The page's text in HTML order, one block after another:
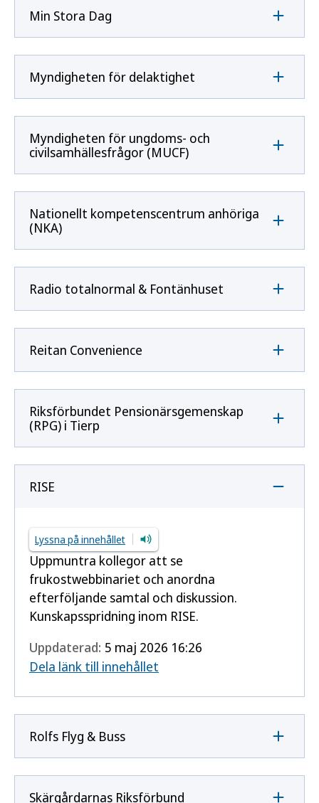
Min Stora Dag
Myndigheten för delaktighet
Myndigheten för ungdoms- och
civilsamhällesfrågor (MUCF)
Nationellt kompetenscentrum anhöriga
(NKA)
Radio totalnormal & Fontänhuset
Reitan Convenience
Riksförbundet Pensionärsgemenskap
(RPG) i Tierp
RISE
Lyssna på innehållet
Uppmuntra kollegor att se
frukostwebbinariet och anordna
efterföljande samtal och diskussion.
Kunskapsspridning inom RISE.
Uppdaterad: 5 maj 2026 16:26
Dela länk till innehållet
Rolfs Flyg & Buss
Skärgårdarnas Riksförbund